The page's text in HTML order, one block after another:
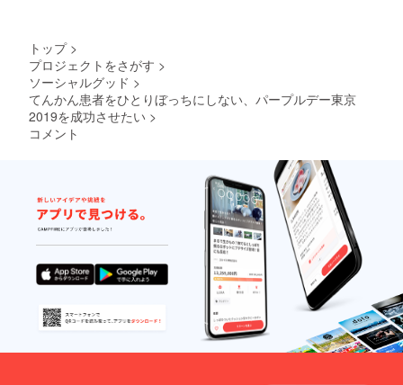
トップ >
プロジェクトをさがす >
ソーシャルグッド >
てんかん患者をひとりぼっちにしない、パープルデー東京
2019を成功させたい >
コメント